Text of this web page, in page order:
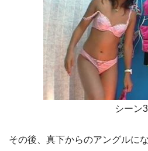
シーン3
その後、真下からのアングルにな